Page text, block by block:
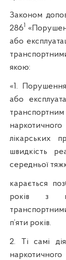
Законом
2861
або
якою:
«1.
або
наркотичного
лікарських
швидкість
середньої
карається
років з
п’яти років.
2. Ті самі
наркотичного